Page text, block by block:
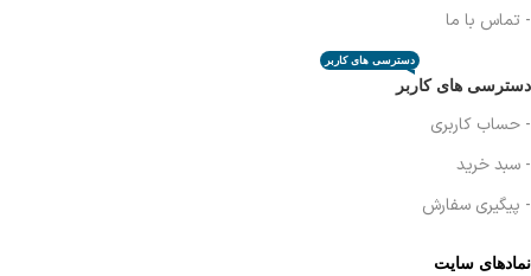
- تماس با ما
دسترسی های کاربر
دسترسی های کاربر
- حساب کاربری
- سبد خرید
- پیگیری سفارش
نمادهای سایت